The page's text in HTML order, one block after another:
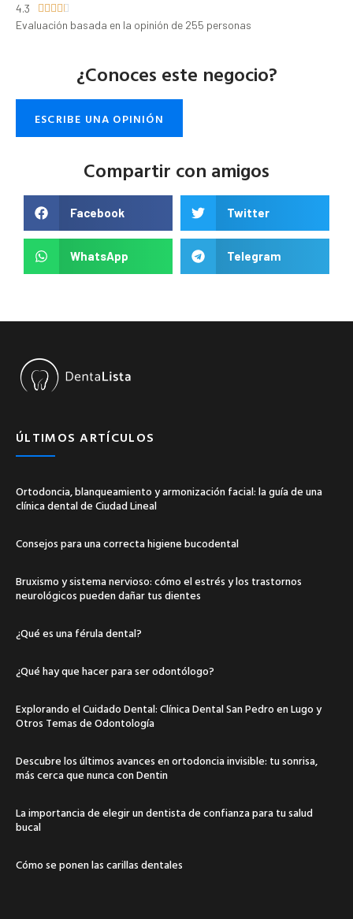
4.3     
Evaluación basada en la opinión de 255 personas
¿Conoces este negocio?
ESCRIBE UNA OPINIÓN
Compartir con amigos
Facebook Twitter
WhatsApp Telegram
ÚLTIMOS ARTÍCULOS
Ortodoncia, blanqueamiento y armonización facial: la guía de una
clínica dental de Ciudad Lineal
Consejos para una correcta higiene bucodental
Bruxismo y sistema nervioso: cómo el estrés y los trastornos
neurológicos pueden dañar tus dientes
¿Qué es una férula dental?
¿Qué hay que hacer para ser odontólogo?
Explorando el Cuidado Dental: Clínica Dental San Pedro en Lugo y
Otros Temas de Odontología
Descubre los últimos avances en ortodoncia invisible: tu sonrisa,
más cerca que nunca con Dentin
La importancia de elegir un dentista de confianza para tu salud
bucal
Cómo se ponen las carillas dentales